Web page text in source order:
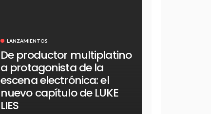
LANZAMIENTOS
De productor multiplatino
a protagonista de la
escena electrónica: el
nuevo capítulo de LUKE
LIES